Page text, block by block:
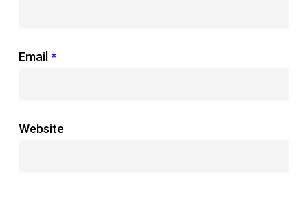
Email *
Website